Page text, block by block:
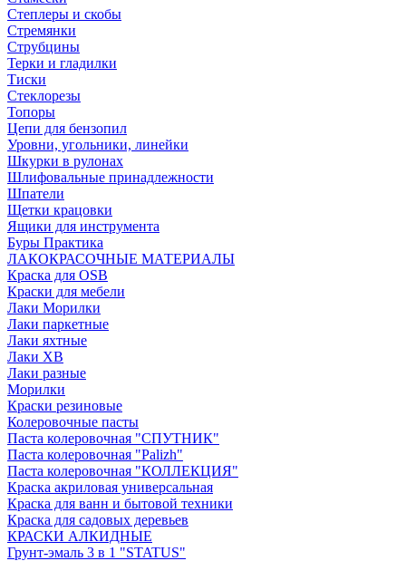
Степлеры и скобы
Стремянки
Струбцины
Терки и гладилки
Тиски
Стеклорезы
Топоры
Цепи для бензопил
Уровни, угольники, линейки
Шкурки в рулонах
Шлифовальные принадлежности
Шпатели
Щетки крацовки
Ящики для инструмента
Буры Практика
ЛАКОКРАСОЧНЫЕ МАТЕРИАЛЫ
Краска для OSB
Краски для мебели
Лаки Морилки
Лаки паркетные
Лаки яхтные
Лаки ХВ
Лаки разные
Морилки
Краски резиновые
Колеровочные пасты
Паста колеровочная "СПУТНИК"
Паста колеровочная "Palizh"
Паста колеровочная "КОЛЛЕКЦИЯ"
Краска акриловая универсальная
Краска для ванн и бытовой техники
Краска для садовых деревьев
КРАСКИ АЛКИДНЫЕ
Грунт-эмаль 3 в 1 "STATUS"